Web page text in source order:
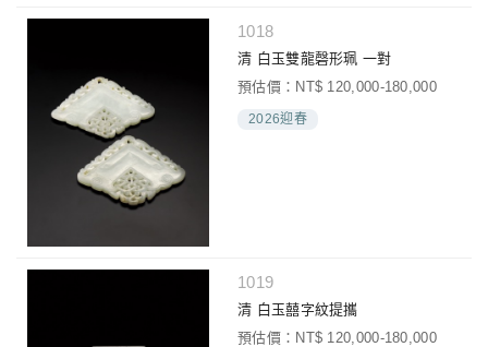
1018
清 白玉雙龍磬形珮 一對
預估價：NT$ 120,000-180,000
2026迎春
1019
清 白玉囍字紋提攜
預估價：NT$ 120,000-180,000